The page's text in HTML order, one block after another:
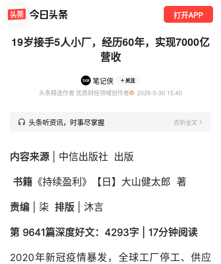
打开APP
19岁接手5人小厂，经历60年，实现7000亿
营收
笔记侠 关注
头条精选作者 优质财经领域创作者
  2026-5-30 15:40
头条听资讯，时事尽掌握 去听全文
内容来源 | 中信出版社 出版
书籍 《持续盈利》【日】大山健太郎 著
责编 | 柒 排版 | 沐言
第 9641篇深度好文：4293字 | 17分钟阅读
2020年新冠疫情暴发，全球工厂停工、供应